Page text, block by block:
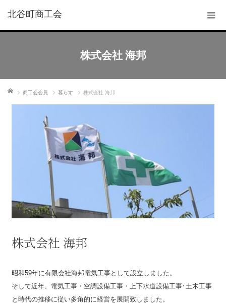
北谷町商工会
株式会社 海邦
ホーム 商工会会員 暮らす 株式会社 海邦
株式会社 海邦
昭和59年に有限会社海邦電気工事として設立しました。
そして近年、電気工事・空調設備工事・上下水道設備工事･土木工事
と時代の推移に従い多角的に経営を展開致しました。